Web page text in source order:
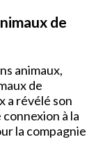
de
animaux,
de
a révélé son
à la
la compagnie